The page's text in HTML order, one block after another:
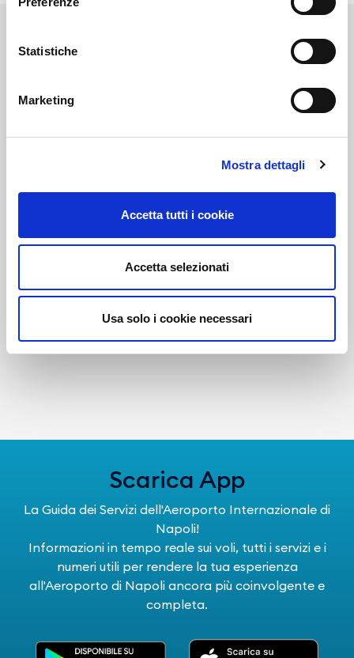
Statistiche
Marketing
Mostra dettagli
Accetta tutti i cookie
Accetta selezionati
Usa solo i cookie necessari
Negozi
Bar e Ristoranti
Scarica App
La Guida dei Servizi dell'Aeroporto Internazionale di
Napoli!
Informazioni in tempo reale sui voli, tutti i servizi e i
numeri utili per rendere la tua esperienza
all'Aeroporto di Napoli ancora più coinvolgente e
completa.